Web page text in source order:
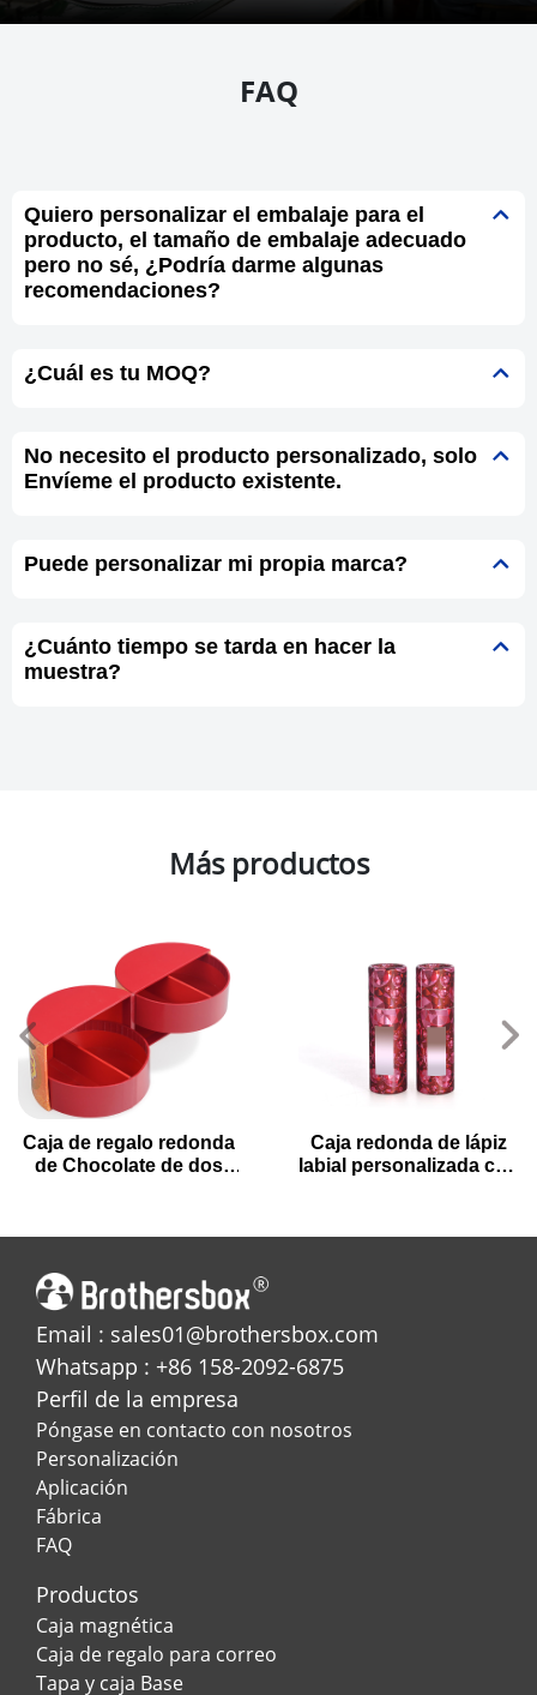
FAQ
Quiero personalizar el embalaje para el
producto, el tamaño de embalaje adecuado
pero no sé, ¿Podría darme algunas
recomendaciones?
¿Cuál es tu MOQ?
No necesito el producto personalizado, solo
Envíeme el producto existente.
Puede personalizar mi propia marca?
¿Cuánto tiempo se tarda en hacer la
muestra?
Más productos
Caja de regalo redonda
de Chocolate de dos
Caja redonda de lápiz
labial personalizada con
productos de belleza
Email : sales01@brothersbox.com
Whatsapp : +86 158-2092-6875
Perfil de la empresa
Póngase en contacto con nosotros
Personalización
Aplicación
Fábrica
FAQ
Productos
Caja magnética
Caja de regalo para correo
Tapa y caja Base